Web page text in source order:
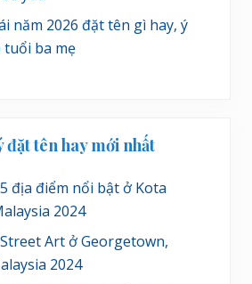
năm 2026 đặt tên gì hay, ý
ba mẹ
đặt tên hay mới nhất
địa điểm nổi bật ở Kota
2024
Art ở Georgetown,
2024